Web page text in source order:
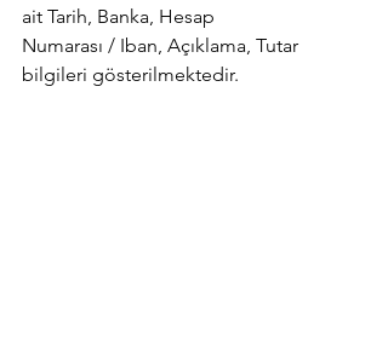
ait Tarih, Banka, Hesap
Numarası / Iban, Açıklama, Tutar
bilgileri gösterilmektedir.